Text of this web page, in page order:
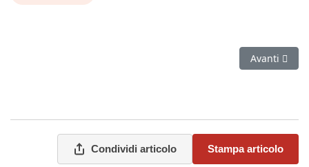
Articolo
Avanti
Condividi articolo Stampa articolo